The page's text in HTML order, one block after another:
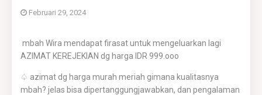
Februari 29, 2024
mbah Wira mendapat firasat untuk mengeluarkan lagi
AZIMAT KEREJEKIAN dg harga IDR 999.ooo
♤ azimat dg harga murah meriah gimana kualitasnya
mbah? jelas bisa dipertanggungjawabkan, dan pengalaman